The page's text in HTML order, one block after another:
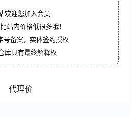
欢迎您加入会员
站内价格低很多哦！
号备案，实体签约授权
库具有最终解释权
代理价